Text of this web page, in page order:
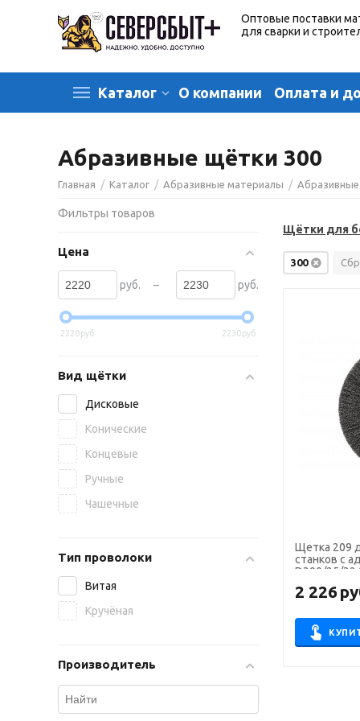
Оптовые поставки
для сварки и
Каталог О компании Оплата и
Абразивные щётки 300
Главная / Каталог / Абразивные материалы /
Щётки для
300
Щетка 209
станков с
D300/25/32
2 226
Фильтры товаров
Цена
руб. – руб.
2220руб. 2230руб.
Вид щётки
Дисковые
Конические
Концевые
Ручные
Чашечные
Тип проволоки
Витая
Кручёная
Производитель